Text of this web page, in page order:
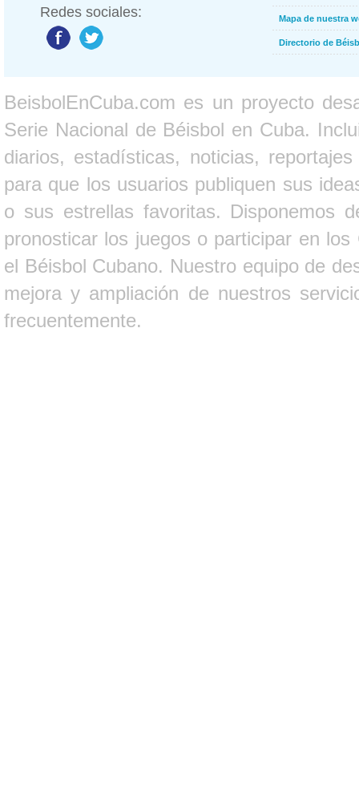
Redes sociales: Mapa de nuestra
Directorio de
BeisbolEnCuba.com es un proyecto
Serie Nacional de Béisbol en Cuba.
diarios, estadísticas, noticias,
para que los usuarios publiquen sus
o sus estrellas favoritas. Disponemos
pronosticar los juegos o participar en
el Béisbol Cubano. Nuestro equipo de
mejora y ampliación de nuestros
frecuentemente.